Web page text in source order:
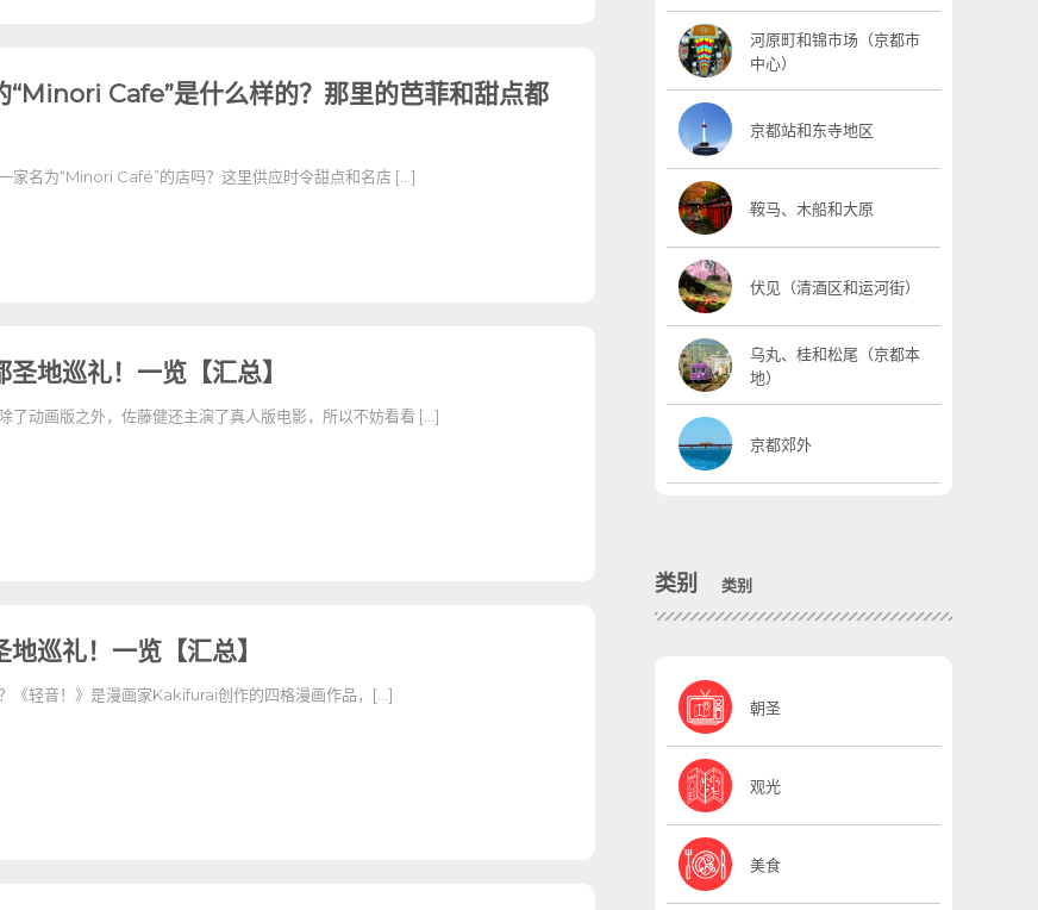
“Minori Cafe”是什么样的？那里的芭菲和甜点都
家名为“Minori Café”的店吗？这里供应时令甜点和名店 […]
圣地巡礼！一览【汇总】
了动画版之外，佐藤健还主演了真人版电影，所以不妨看看 […]
地巡礼！一览【汇总】
《轻音！》是漫画家Kakifurai创作的四格漫画作品，[…]
河原町和锦市场（京都市
中心）
京都站和东寺地区
鞍马、木船和大原
伏见（清酒区和运河街）
乌丸、桂和松尾（京都本
地）
京都郊外
类别 类别
朝圣
观光
美食